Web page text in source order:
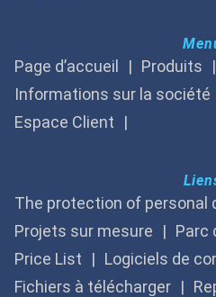
Page d’accueil
Produits
Informations sur la société
Espace Client
The protection of personal
Projets sur mesure
Parc
Price List
Logiciels de
Fichiers à télécharger